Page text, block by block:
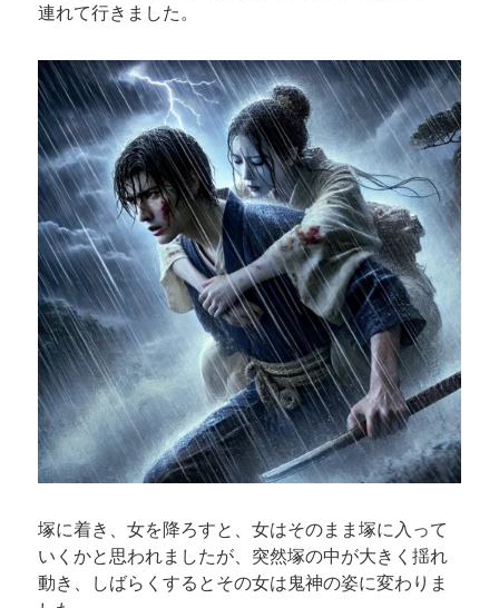
連れて行きました。
塚に着き、女を降ろすと、女はそのまま塚に入って
いくかと思われましたが、突然塚の中が大きく揺れ
動き、しばらくするとその女は鬼神の姿に変わりま